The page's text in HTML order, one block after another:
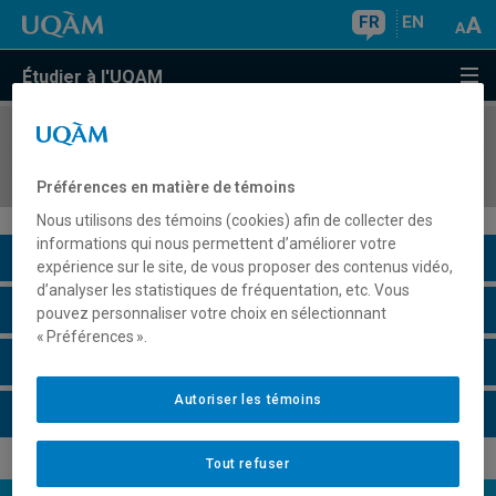
FR EN
Étudier à l'UQAM
COURS//
Description du cours
Horaire - Été 2026
Préférences en matière de témoins
Nous utilisons des témoins (cookies) afin de collecter des
informations qui nous permettent d’améliorer votre
expérience sur le site, de vous proposer des contenus vidéo,
d’analyser les statistiques de fréquentation, etc. Vous
pouvez personnaliser votre choix en sélectionnant
« Préférences ».
Tout refuser
Autoriser les témoins